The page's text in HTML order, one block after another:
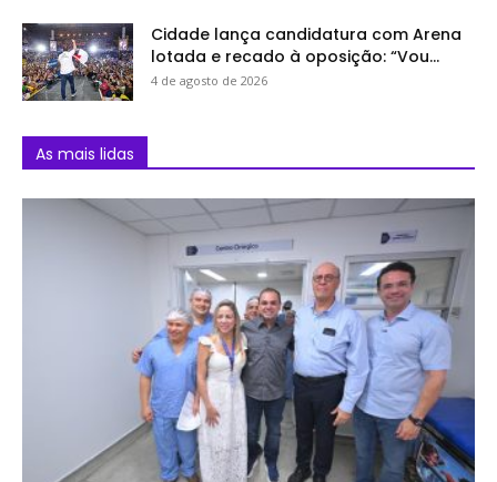
Cidade lança candidatura com Arena
lotada e recado à oposição: “Vou...
4 de agosto de 2026
As mais lidas